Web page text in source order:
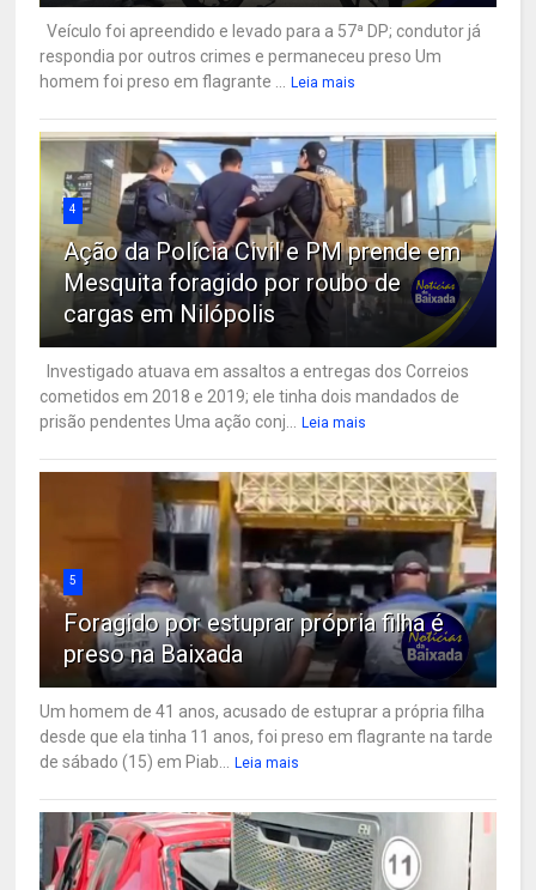
Veículo foi apreendido e levado para a 57ª DP; condutor já
respondia por outros crimes e permaneceu preso Um
homem foi preso em flagrante ...
Leia mais
4
Ação da Polícia Civil e PM prende em
Mesquita foragido por roubo de
cargas em Nilópolis
Investigado atuava em assaltos a entregas dos Correios
cometidos em 2018 e 2019; ele tinha dois mandados de
prisão pendentes Uma ação conj...
Leia mais
5
Foragido por estuprar própria filha é
preso na Baixada
Um homem de 41 anos, acusado de estuprar a própria filha
desde que ela tinha 11 anos, foi preso em flagrante na tarde
de sábado (15) em Piab...
Leia mais